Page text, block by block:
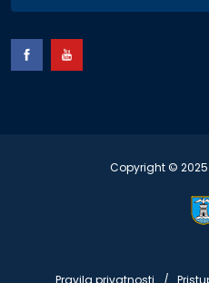
Copyright © 2025.
Pravila privatnosti